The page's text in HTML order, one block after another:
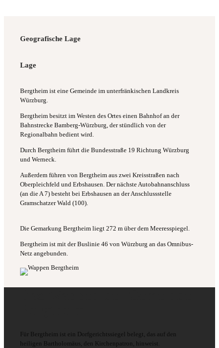
Geografische Lage
Lage
Bergtheim ist eine Gemeinde im unterfränkischen Landkreis
Würzburg.
Bergtheim besitzt im Westen des Ortes einen Bahnhof an der
Bahnstrecke Bamberg-Würzburg, der stündlich von der
Regionalbahn bedient wird.
Durch Bergtheim führt die Bundesstraße 19 Richtung Würzburg
und Werneck.
Außerdem führen von Bergtheim aus zwei Kreisstraßen nach
Oberpleichfeld und Erbshausen. Der nächste Autobahnanschluss
(an die A 7) besteht bei Erbshausen an der Anschlussstelle
Gramschatzer Wald (100).
Die Gemarkung Bergtheim liegt 272 m über dem Meeresspiegel.
Bergtheim ist mit der Buslinie 46 von Würzburg an das Omnibus-
Netz angebunden.
Für Bergtheim ist ein Dorfgerichtssiegel belegt, das auf den
heiligen Bartholomäus, den Kirchenpatron, hinweist.